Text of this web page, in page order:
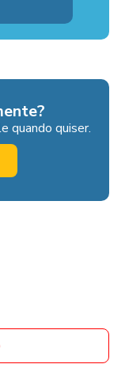
quando quiser.